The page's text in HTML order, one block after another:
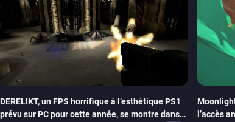
DERELIKT, un FPS horrifique à l’esthétique PS1
prévu sur PC pour cette année, se montre dans
l’accès